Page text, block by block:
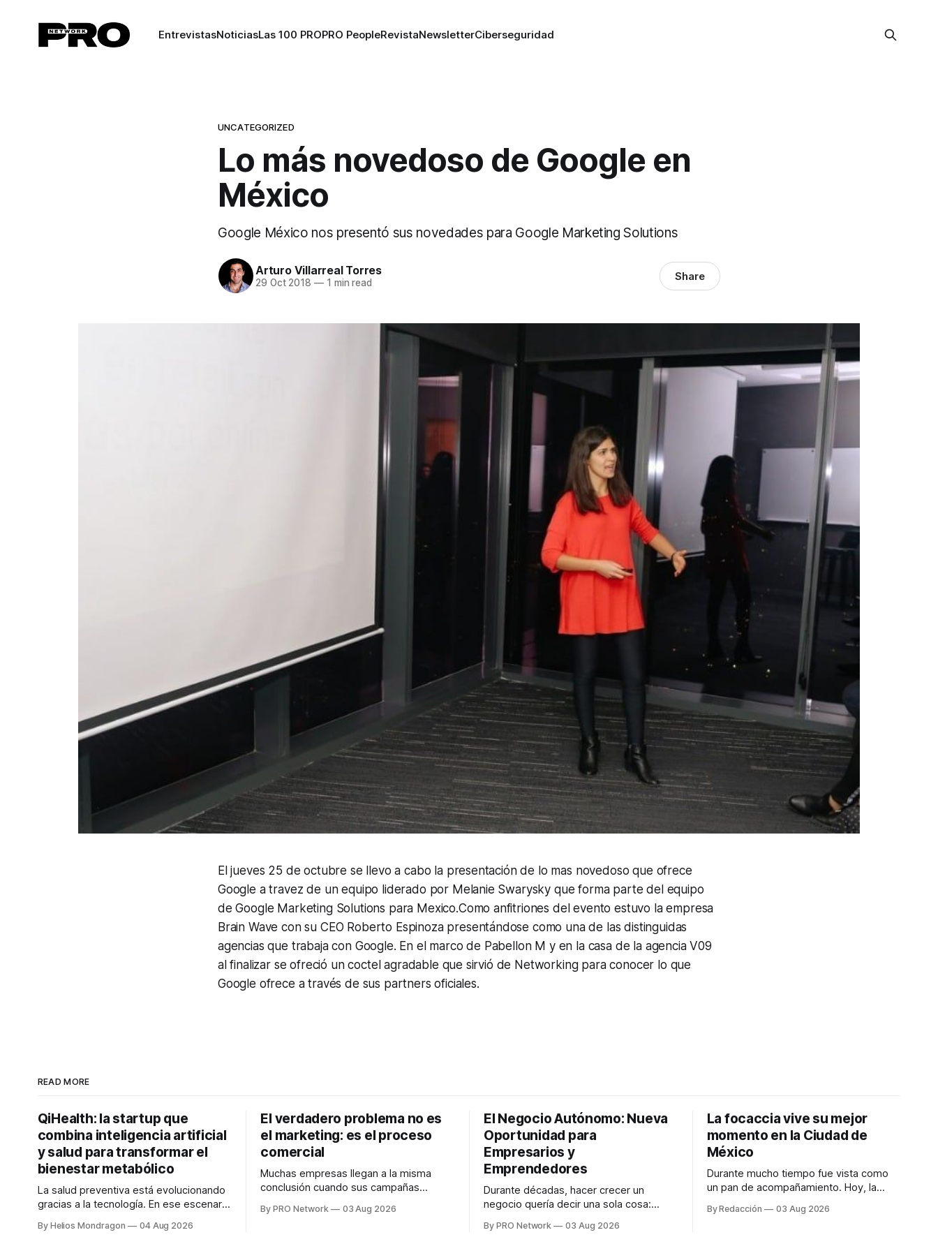
EntrevistasNoticiasLas 100 PROPRO PeopleRevistaNewsletterCiberseguridad
UNCATEGORIZED
Lo más novedoso de Google en
México
Google México nos presentó sus novedades para Google Marketing Solutions
Arturo Villarreal Torres
29 Oct 2018 —1 min read Share
El jueves 25 de octubre se llevo a cabo la presentación de lo mas novedoso que ofrece
Google a travez de un equipo liderado por Melanie Swarysky que forma parte del equipo
de Google Marketing Solutions para Mexico.Como anfitriones del evento estuvo la empresa
Brain Wave con su CEO Roberto Espinoza presentándose como una de las distinguidas
agencias que trabaja con Google. En el marco de Pabellon M y en la casa de la agencia V09
al finalizar se ofreció un coctel agradable que sirvió de Networking para conocer lo que
Google ofrece a través de sus partners oficiales.
READ MORE
QiHealth: la startup que
combina inteligencia artificial
y salud para transformar el
bienestar metabólico
La salud preventiva está evolucionando
gracias a la tecnología. En ese escenario
desarrolla un ecosistema digital capaz
By Helios Mondragon 04 Aug 2026
El verdadero problema no es
el marketing: es el proceso
comercial
Muchas empresas llegan a la misma
conclusión cuando sus campañas
marketing no funciona". Sin embargo,
By PRO Network 03 Aug 2026
El Negocio Autónomo: Nueva
Oportunidad para
Empresarios y
Emprendedores
Durante décadas, hacer crecer un
negocio quería decir una sola cosa:
anuncios, un especialista en marketing
By PRO Network 03 Aug 2026
La focaccia vive su mejor
momento en la Ciudad de
México
Durante mucho tiempo fue vista como
un pan de acompañamiento. Hoy, la
platillos favoritos de quienes buscan
By Redacción 03 Aug 2026